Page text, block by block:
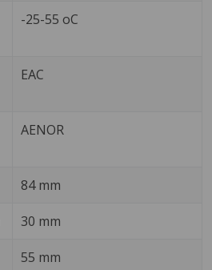
-25-55 oC
EAC
AENOR
84 mm
30 mm
55 mm